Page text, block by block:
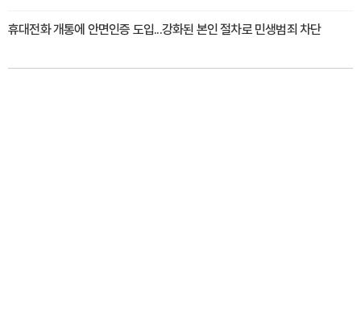
휴대전화 개통에 안면인증 도입...강화된 본인 절차로 민생범죄 차단